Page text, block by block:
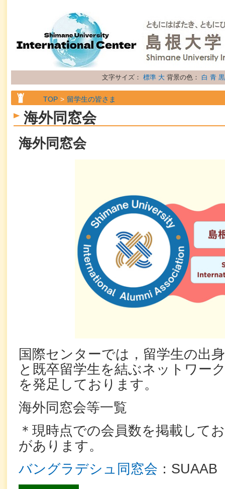
文字サイズ： 標準 大 背景の色： 白 青 黒
TOP 留学生の皆さま
海外同窓会
海外同窓会
国際センターでは，留学生の出
と既卒留学生を結ぶネットワー
を発足しております。
海外同窓会等一覧
＊現時点での会員数を掲載して
があります。
バングラデシュ同窓会 ：